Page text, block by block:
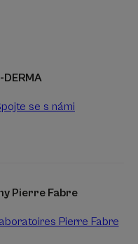
se s námi
Pierre Fabre
Pierre Fabre